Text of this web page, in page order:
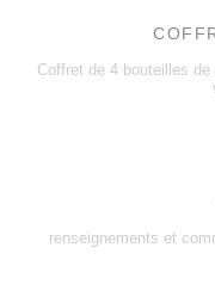
Coffret de 4 bouteilles
renseignements et